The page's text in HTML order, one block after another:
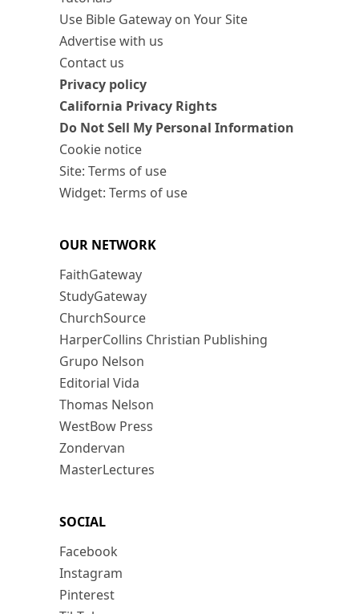
Use Bible Gateway on Your Site
Advertise with us
Contact us
Privacy policy
California Privacy Rights
Do Not Sell My Personal Information
Cookie notice
Site: Terms of use
Widget: Terms of use
OUR NETWORK
FaithGateway
StudyGateway
ChurchSource
HarperCollins Christian Publishing
Grupo Nelson
Editorial Vida
Thomas Nelson
WestBow Press
Zondervan
MasterLectures
SOCIAL
Facebook
Instagram
Pinterest